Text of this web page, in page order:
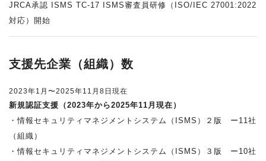
JRCA承認 ISMS TC-17 ISMS審査員研修（ISO/IEC 27001:2022
対応）開始
支援先企業（組織）数
2023年1月〜2025年11月8日現在
新規認証支援（2023年から2025年11月現在）
・情報セキュリティマネジメントシステム（ISMS）２版 ー11社
（組織）
・情報セキュリティマネジメントシステム（ISMS）３版 ー10社